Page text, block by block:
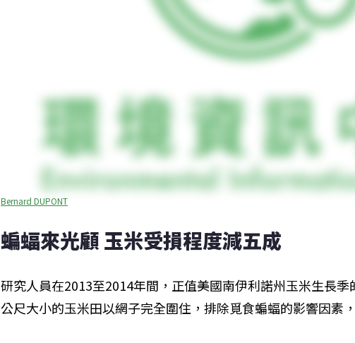
Bernard DUPONT
蝙蝠來光顧 玉米受損程度減五成
研究人員在2013至2014年間，正值美國南伊利諾州玉米生長
公尺大小的玉米田以網子完全圍住，排除覓食蝙蝠的影響因素